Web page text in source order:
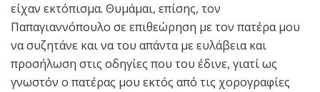
είχαν εκτόπισμα. Θυμάμαι, επίσης, τον
Παπαγιαννόπουλο σε επιθεώρηση με τον πατέρα μου
να συζητάνε και να του απάντα με ευλάβεια και
προσήλωση στις οδηγίες που του έδινε, γιατί ως
γνωστόν ο πατέρας μου εκτός από τις χορογραφίες